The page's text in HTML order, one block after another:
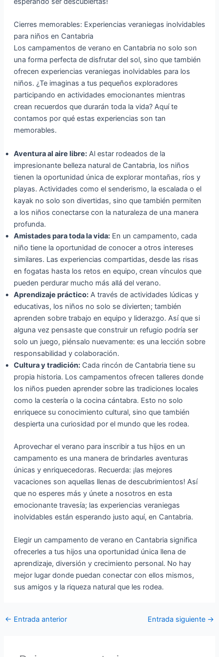
Cierres memorables: Experiencias veraniegas inolvidables
para niños en Cantabria
Los campamentos de verano en Cantabria no solo son
una forma perfecta de disfrutar del sol, sino que también
ofrecen experiencias veraniegas inolvidables para los
niños. ¿Te imaginas a tus pequeños exploradores
participando en actividades emocionantes mientras
crean recuerdos que durarán toda la vida? Aquí te
contamos por qué estas experiencias son tan
memorables.
Aventura al aire libre:Al estar rodeados de la
impresionante belleza natural de Cantabria, los niños
tienen la oportunidad única de explorar montañas, ríos y
playas. Actividades como el senderismo, la escalada o el
kayak no solo son divertidas, sino que también permiten
a los niños conectarse con la naturaleza de una manera
profunda.
Amistades para toda la vida:En un campamento, cada
niño tiene la oportunidad de conocer a otros intereses
similares. Las experiencias compartidas, desde las risas
en fogatas hasta los retos en equipo, crean vínculos que
pueden perdurar mucho más allá del verano.
Aprendizaje práctico:A través de actividades lúdicas y
educativas, los niños no solo se divierten; también
aprenden sobre trabajo en equipo y liderazgo. Así que si
alguna vez pensaste que construir un refugio podría ser
solo un juego, piénsalo nuevamente: es una lección sobre
responsabilidad y colaboración.
Cultura y tradición:Cada rincón de Cantabria tiene su
propia historia. Los campamentos ofrecen talleres donde
los niños pueden aprender sobre las tradiciones locales
como la cestería o la cocina cántabra. Esto no solo
enriquece su conocimiento cultural, sino que también
despierta una curiosidad por el mundo que les rodea.
Aprovechar el verano para inscribir a tus hijos en un
campamento es una manera de brindarles aventuras
únicas y enriquecedoras. Recuerda: ¡las mejores
vacaciones son aquellas llenas de descubrimientos! Así
que no esperes más y únete a nosotros en esta
emocionante travesía; las experiencias veraniegas
inolvidables están esperando justo aquí, en Cantabria.
Elegir un campamento de verano en Cantabria significa
ofrecerles a tus hijos una oportunidad única llena de
aprendizaje, diversión y crecimiento personal. No hay
mejor lugar donde puedan conectar con ellos mismos,
sus amigos y la riqueza natural que les rodea.
← Entrada anterior Entrada siguiente →